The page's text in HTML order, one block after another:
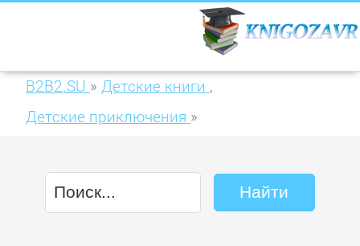
B2B2.SU » Детские книги ,
Детские приключения »
приключенческая повесть-сказка)